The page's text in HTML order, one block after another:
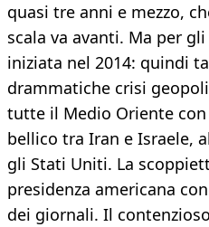
quasi tre anni e mezzo,
scala va avanti. Ma per
iniziata nel 2014: quindi
drammatiche crisi
tutte il Medio Oriente con
bellico tra Iran e Israele,
gli Stati Uniti. La
presidenza americana
dei giornali. Il